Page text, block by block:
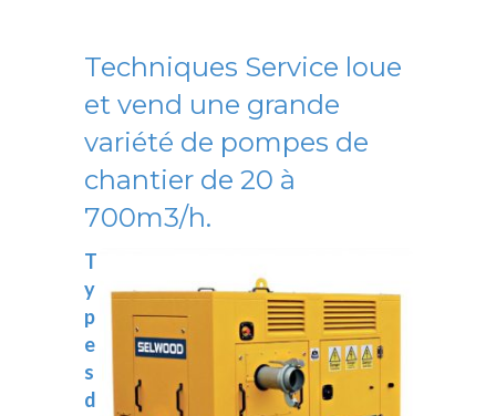
Techniques Service loue
et vend une grande
variété de pompes de
chantier de 20 à
700m3/h.
T
y
p
e
s
d